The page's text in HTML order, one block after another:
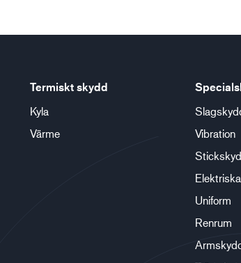
Termiskt skydd
Kyla
Värme
Vibration
Uniform
Renrum